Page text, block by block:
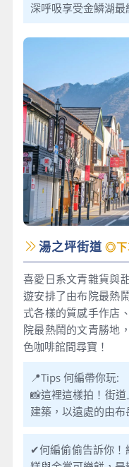
深呼吸享受金鱗湖最
湯之坪街道 ◎下
喜愛日系文青雜貨與
遊安排了由布院最熱
式各樣的質感手作店
院最熱鬧的文青勝地
色咖啡館間尋寶！
📍Tips 何編帶你玩:
📸這裡這樣拍！街
建築，以遠處的由布
✔何編偷偷告訴你！